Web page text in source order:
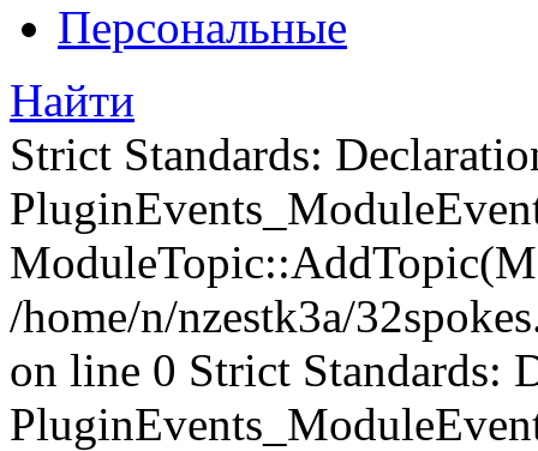
Персональные
Найти
Strict Standards:
/home/n/nzestk3a/
on line 0 Strict Standards: